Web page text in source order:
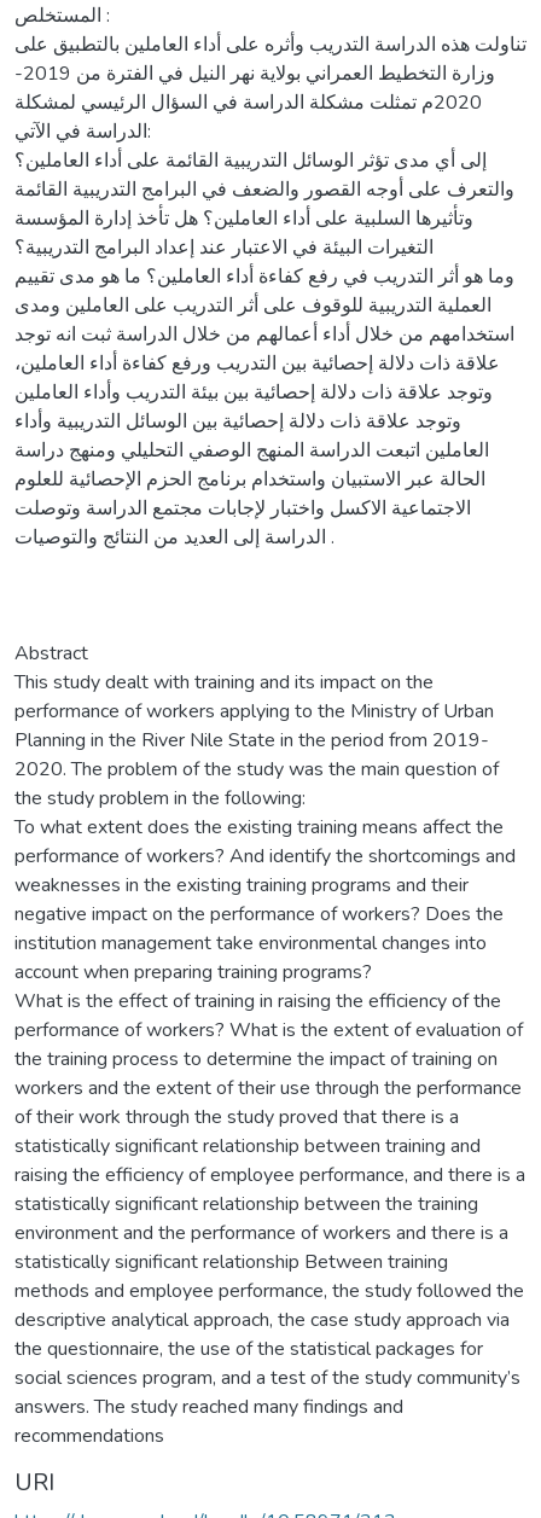
المستخلص :
تناولت هذه الدراسة التدريب وأثره على أداء العاملين بالتطبيق على
وزارة التخطيط العمراني بولاية نهر النيل في الفترة من 2019-
2020م تمثلت مشكلة الدراسة في السؤال الرئيسي لمشكلة
الدراسة في الآتي:
إلى أي مدى تؤثر الوسائل التدريبية القائمة على أداء العاملين؟
والتعرف على أوجه القصور والضعف في البرامج التدريبية القائمة
وتأثيرها السلبية على أداء العاملين؟ هل تأخذ إدارة المؤسسة
التغيرات البيئة في الاعتبار عند إعداد البرامج التدريبية؟
وما هو أثر التدريب في رفع كفاءة أداء العاملين؟ ما هو مدى تقييم
العملية التدريبية للوقوف على أثر التدريب على العاملين ومدى
استخدامهم من خلال أداء أعمالهم من خلال الدراسة ثبت انه توجد
علاقة ذات دلالة إحصائية بين التدريب ورفع كفاءة أداء العاملين،
وتوجد علاقة ذات دلالة إحصائية بين بيئة التدريب وأداء العاملين
وتوجد علاقة ذات دلالة إحصائية بين الوسائل التدريبية وأداء
العاملين اتبعت الدراسة المنهج الوصفي التحليلي ومنهج دراسة
الحالة عبر الاستبيان واستخدام برنامج الحزم الإحصائية للعلوم
الاجتماعية الاكسل واختبار لإجابات مجتمع الدراسة وتوصلت
الدراسة إلى العديد من النتائج والتوصيات .
Abstract
This study dealt with training and its impact on the
performance of workers applying to the Ministry of Urban
Planning in the River Nile State in the period from 2019-
2020. The problem of the study was the main question of
the study problem in the following:
To what extent does the existing training means affect the
performance of workers? And identify the shortcomings and
weaknesses in the existing training programs and their
negative impact on the performance of workers? Does the
institution management take environmental changes into
account when preparing training programs?
What is the effect of training in raising the efficiency of the
performance of workers? What is the extent of evaluation of
the training process to determine the impact of training on
workers and the extent of their use through the performance
of their work through the study proved that there is a
statistically significant relationship between training and
raising the efficiency of employee performance, and there is a
statistically significant relationship between the training
environment and the performance of workers and there is a
statistically significant relationship Between training
methods and employee performance, the study followed the
descriptive analytical approach, the case study approach via
the questionnaire, the use of the statistical packages for
social sciences program, and a test of the study community’s
answers. The study reached many findings and
recommendations
URI